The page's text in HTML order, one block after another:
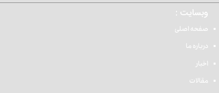
وبسایت :
صفحه اصلی
درباره ما
اخبار
مقالات